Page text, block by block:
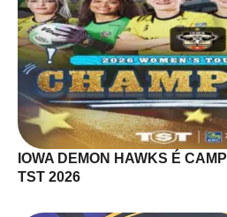
IOWA DEMON HAWKS É
TST 2026